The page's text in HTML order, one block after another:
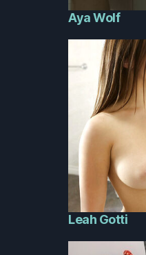
Aya Wolf
Leah Gotti